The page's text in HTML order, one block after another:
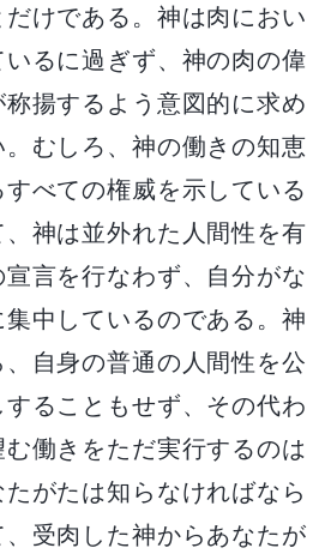
けである。神は肉におい
るに過ぎず、神の肉の偉
揚するよう意図的に求め
むしろ、神の働きの知恵
べての権威を示している
神は並外れた人間性を有
言を行なわず、自分がな
中しているのである。神
自身の普通の人間性を公
ることもせず、その代わ
働きをただ実行するのは
がたは知らなければなら
受肉した神からあなたが